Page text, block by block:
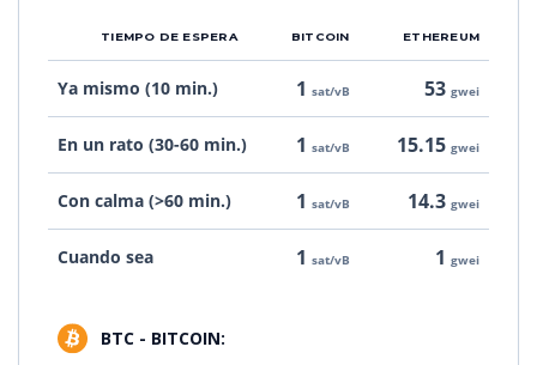
TIEMPO DE ESPERA BITCOIN ETHEREUM
Ya mismo (10 min.) 1 sat/vB 53 gwei
En un rato (30-60 min.) 1 sat/vB 15.15 gwei
Con calma (>60 min.) 1 sat/vB 14.3 gwei
Cuando sea 1 sat/vB 1 gwei
BTC - BITCOIN: